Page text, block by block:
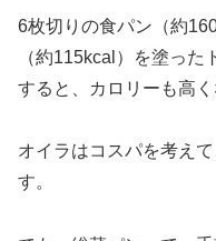
6枚切りの食パン（約
（約115kcal）を塗っ
すると、カロリーも高く
オイラはコスパを考え
す。